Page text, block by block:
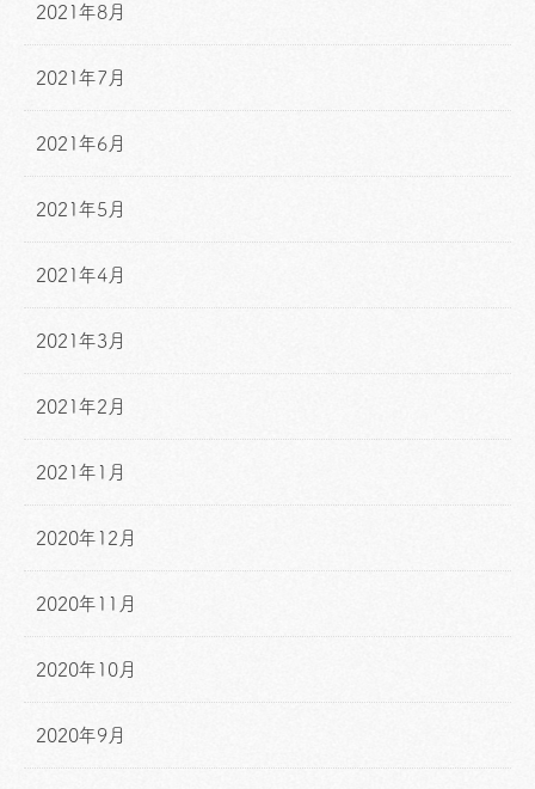
2021年8月
2021年7月
2021年6月
2021年5月
2021年4月
2021年3月
2021年2月
2021年1月
2020年12月
2020年11月
2020年10月
2020年9月